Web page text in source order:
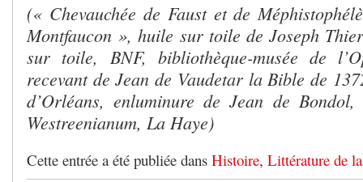
(« Chevauchée de Faust et de
Montfaucon », huile sur toile de Joseph
sur toile, BNF, bibliothèque-musée de
recevant de Jean de Vaudetar la Bible de
d’Orléans, enluminure de Jean de Bondol,
Westreenianum, La Haye)
Cette entrée a été publiée dans Histoire, Littérature de